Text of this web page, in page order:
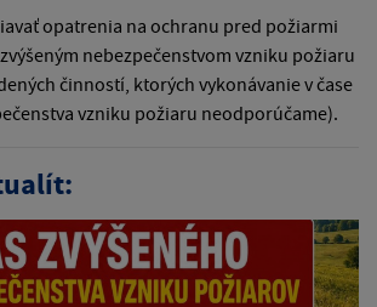
opatrenia na ochranu pred požiarmi
nebezpečenstvom vzniku požiaru
činností, ktorých vykonávanie v čase
vzniku požiaru neodporúčame).